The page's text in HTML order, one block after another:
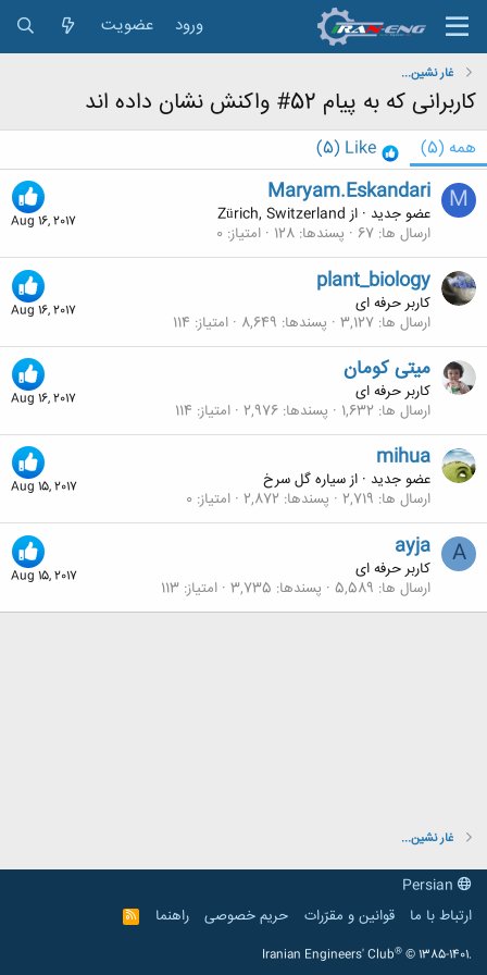
ورود عضویت
غار نشین...
کاربرانی که به پیام 52# واکنش نشان داده اند
همه (5)
Like
(5)
M
Aug 16, 2017
Maryam.Eskandari
عضو جدید · از Zürich, Switzerland
ارسال ها 67 پسندها 128 امتیاز 0
Aug 16, 2017
plant_biology
کاربر حرفه ای
ارسال ها 3,127 پسندها 8,649 امتیاز 114
Aug 16, 2017
میتی کومان
کاربر حرفه ای
ارسال ها 1,632 پسندها 2,976 امتیاز 114
Aug 15, 2017
mihua
عضو جدید · ازسیاره گل سرخ
ارسال ها 2,719 پسندها 2,872 امتیاز 0
A
Aug 15, 2017
ayja
کاربر حرفه ای
ارسال ها 5,589 پسندها 3,735 امتیاز 113
غار نشین...
ارتباط با ما
قوانین و مقرّرات حریم خصوصی راهنما
R
S
Iranian Engineers' Club® © 1385-1401.